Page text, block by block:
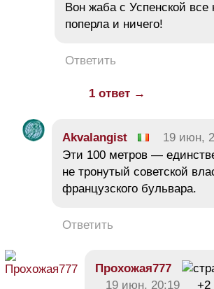
Вон жаба с Успенской все
поперла и ничего!
Ответить
1 ответ →
Akvalangist 19 июн,
Эти 100 метров —
не тронутый советской
французского бульвара.
Ответить
Прохожая777
19 июн, 20:19
+2